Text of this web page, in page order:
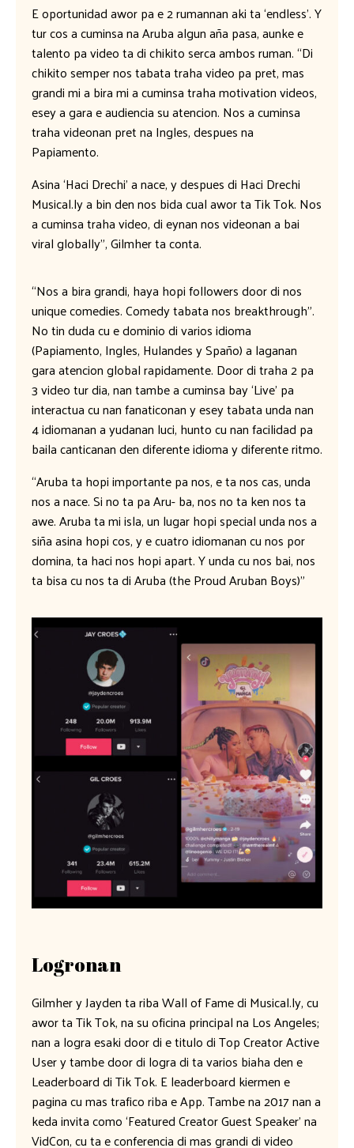
E oportunidad awor pa e 2 rumannan aki ta ‘endless’. Y
tur cos a cuminsa na Aruba algun aña pasa, aunke e
talento pa video ta di chikito serca ambos ruman. “Di
chikito semper nos tabata traha video pa pret, mas
grandi mi a bira mi a cuminsa traha motivation videos,
esey a gara e audiencia su atencion. Nos a cuminsa
traha videonan pret na Ingles, despues na
Papiamento.
Asina ‘Haci Drechi’ a nace, y despues di Haci Drechi
Musical.ly a bin den nos bida cual awor ta Tik Tok. Nos
a cuminsa traha video, di eynan nos videonan a bai
viral globally”, Gilmher ta conta.
“Nos a bira grandi, haya hopi followers door di nos
unique comedies. Comedy tabata nos breakthrough”.
No tin duda cu e dominio di varios idioma
(Papiamento, Ingles, Hulandes y Spaño) a laganan
gara atencion global rapidamente. Door di traha 2 pa
3 video tur dia, nan tambe a cuminsa bay ‘Live’ pa
interactua cu nan fanaticonan y esey tabata unda nan
4 idiomanan a yudanan luci, hunto cu nan facilidad pa
baila canticanan den diferente idioma y diferente ritmo.
“Aruba ta hopi importante pa nos, e ta nos cas, unda
nos a nace. Si no ta pa Aru- ba, nos no ta ken nos ta
awe. Aruba ta mi isla, un lugar hopi special unda nos a
siña asina hopi cos, y e cuatro idiomanan cu nos por
domina, ta haci nos hopi apart. Y unda cu nos bai, nos
ta bisa cu nos ta di Aruba (the Proud Aruban Boys)”
Logronan
Gilmher y Jayden ta riba Wall of Fame di Musical.ly, cu
awor ta Tik Tok, na su oficina principal na Los Angeles;
nan a logra esaki door di e titulo di Top Creator Active
User y tambe door di logra di ta varios biaha den e
Leaderboard di Tik Tok. E leaderboard kiermen e
pagina cu mas trafico riba e App. Tambe na 2017 nan a
keda invita como ‘Featured Creator Guest Speaker’ na
VidCon, cu ta e conferencia di mas grandi di video